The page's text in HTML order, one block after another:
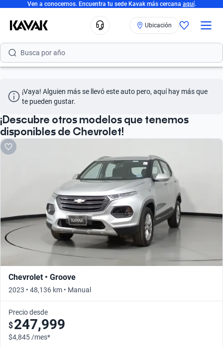
Ven a conocernos. Encuentra tu sede Kavak más cercana aquí.
Ubicación
Busca por modelo
Busca por versión
Busca por año
Busca por modelo
Busca por versión
Busca por año
¡Vaya! Alguien más se llevó este auto pero, aquí hay más que
te pueden gustar.
¡Descubre otros modelos que tenemos
disponibles de Chevrolet!
Chevrolet • Groove
2023 • 48,136 km • Manual
Precio desde
$247,999
$4,845 /mes*